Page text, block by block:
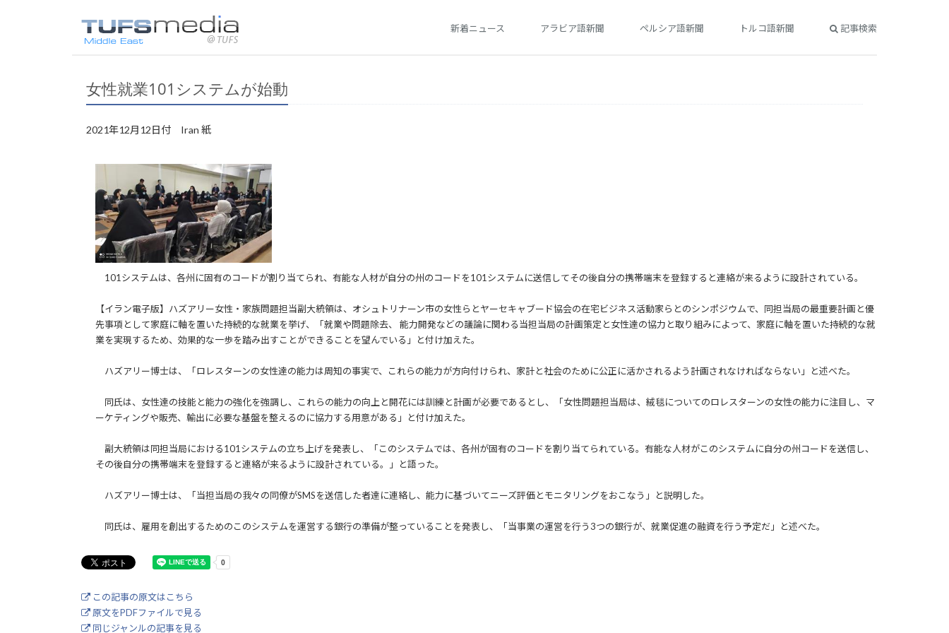
新着ニュース アラビア語新聞 ペルシア語新聞 トルコ語新聞 記事検索
女性就業101システムが始動
2021年12月12日付 Iran 紙
101システムは、各州に固有のコードが割り当てられ、有能な人材が自分の州のコードを101システムに送信してその後自分の携帯端末を登録すると連絡が来るように設計されている。
【イラン電子版】ハズアリー女性・家族問題担当副大統領は、オシュトリナーン市の女性らとヤーセキャブード協会の在宅ビジネス活動家らとのシンポジウムで、同担当局の最重要計画と優
先事項として家庭に軸を置いた持続的な就業を挙げ、「就業や問題除去、 能力開発などの議論に関わる当担当局の計画策定と女性達の協力と取り組みによって、家庭に軸を置いた持続的な就
業を実現するため、効果的な一歩を踏み出すことができることを望んでいる」と付け加えた。
ハズアリー博士は、「ロレスターンの女性達の能力は周知の事実で、これらの能力が方向付けられ、家計と社会のために公正に活かされるよう計画されなければならない」と述べた。
同氏は、女性達の技能と能力の強化を強調し、これらの能力の向上と開花には訓練と計画が必要であるとし、「女性問題担当局は、絨毯についてのロレスターンの女性の能力に注目し、マ
ーケティングや販売、輸出に必要な基盤を整えるのに協力する用意がある」と付け加えた。
副大統領は同担当局における101システムの立ち上げを発表し、「このシステムでは、各州が固有のコードを割り当てられている。有能な人材がこのシステムに自分の州コードを送信し、
その後自分の携帯端末を登録すると連絡が来るように設計されている。」と語った。
ハズアリー博士は、「当担当局の我々の同僚がSMSを送信した者達に連絡し、能力に基づいてニーズ評価とモニタリングをおこなう」と説明した。
同氏は、雇用を創出するためのこのシステムを運営する銀行の準備が整っていることを発表し、「当事業の運営を行う3つの銀行が、就業促進の融資を行う予定だ」と述べた。
この記事の原文はこちら
原文をPDFファイルで見る
同じジャンルの記事を見る